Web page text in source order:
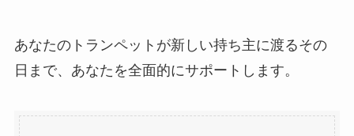
あなたのトランペットが新しい持ち主に渡るその
日まで、あなたを全面的にサポートします。